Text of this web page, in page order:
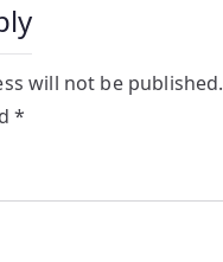
will not be published.
*